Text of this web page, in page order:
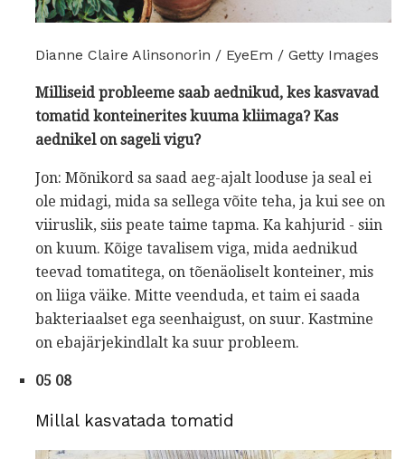
Dianne Claire Alinsonorin / EyeEm / Getty Images
Milliseid probleeme saab aednikud, kes kasvavad
tomatid konteinerites kuuma kliimaga? Kas
aednikel on sageli vigu?
Jon: Mõnikord sa saad aeg-ajalt looduse ja seal ei
ole midagi, mida sa sellega võite teha, ja kui see on
viiruslik, siis peate taime tapma. Ka kahjurid - siin
on kuum. Kõige tavalisem viga, mida aednikud
teevad tomatitega, on tõenäoliselt konteiner, mis
on liiga väike. Mitte veenduda, et taim ei saada
bakteriaalset ega seenhaigust, on suur. Kastmine
on ebajärjekindlalt ka suur probleem.
05 08
Millal kasvatada tomatid